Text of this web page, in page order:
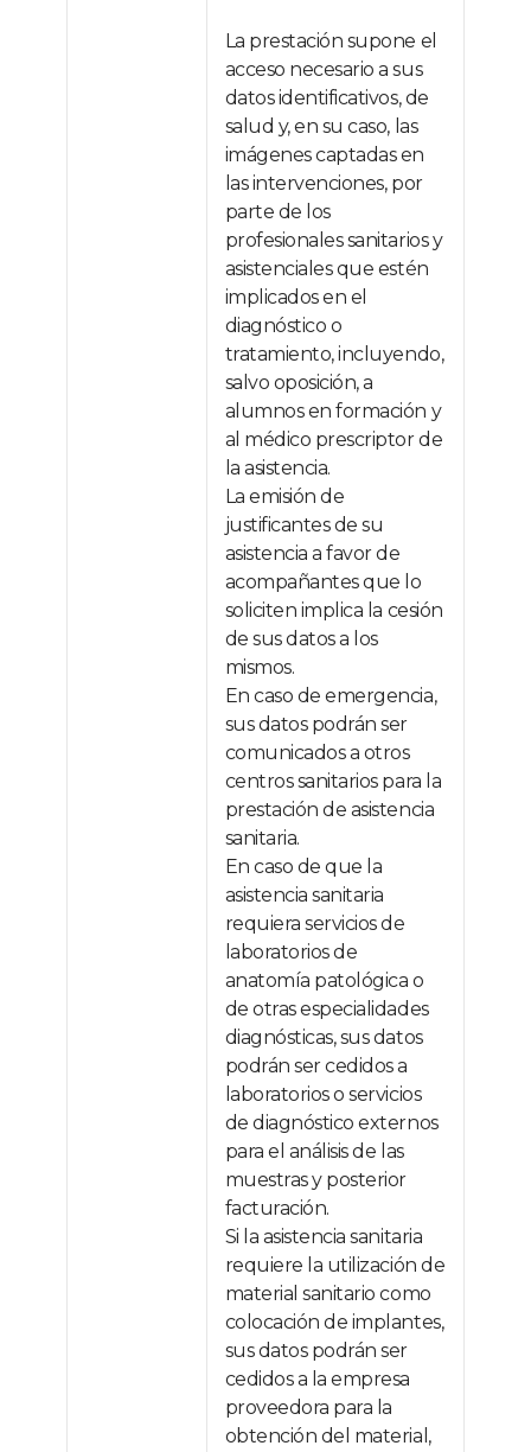
La prestación supone el
acceso necesario a sus
datos identificativos, de
salud y, en su caso, las
imágenes captadas en
las intervenciones, por
parte de los
profesionales sanitarios y
asistenciales que estén
implicados en el
diagnóstico o
tratamiento, incluyendo,
salvo oposición, a
alumnos en formación y
al médico prescriptor de
la asistencia.
La emisión de
justificantes de su
asistencia a favor de
acompañantes que lo
soliciten implica la cesión
de sus datos a los
mismos.
En caso de emergencia,
sus datos podrán ser
comunicados a otros
centros sanitarios para la
prestación de asistencia
sanitaria.
En caso de que la
asistencia sanitaria
requiera servicios de
laboratorios de
anatomía patológica o
de otras especialidades
diagnósticas, sus datos
podrán ser cedidos a
laboratorios o servicios
de diagnóstico externos
para el análisis de las
muestras y posterior
facturación.
Si la asistencia sanitaria
requiere la utilización de
material sanitario como
colocación de implantes,
sus datos podrán ser
cedidos a la empresa
proveedora para la
obtención del material,